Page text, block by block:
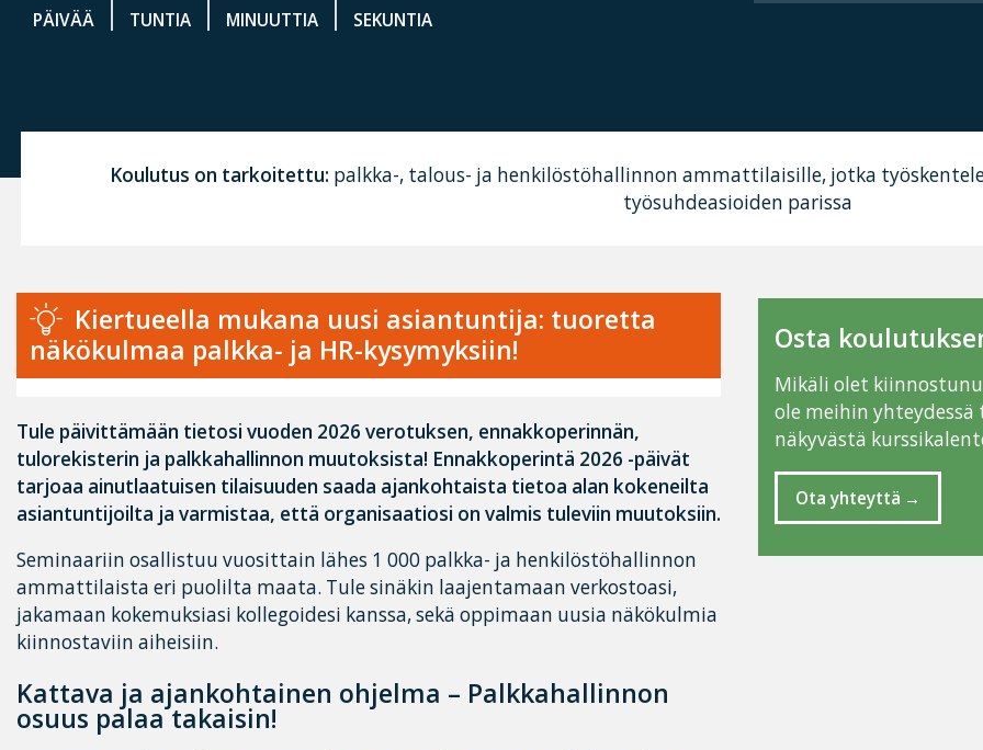
PÄIVÄÄ TUNTIA MINUUTTIA SEKUNTIA
Koulutus on tarkoitettu: palkka-, talous- ja henkilöstöhallinnon ammattilaisille, jotka
työsuhdeasioiden parissa
Kiertueella mukana uusi asiantuntija: tuoretta
näkökulmaa palkka- ja HR-kysymyksiin!
Tule päivittämään tietosi vuoden 2026 verotuksen, ennakkoperinnän,
tulorekisterin ja palkkahallinnon muutoksista! Ennakkoperintä 2026 -päivät
tarjoaa ainutlaatuisen tilaisuuden saada ajankohtaista tietoa alan kokeneilta
asiantuntijoilta ja varmistaa, että organisaatiosi on valmis tuleviin muutoksiin.
Seminaariin osallistuu vuosittain lähes 1 000 palkka- ja henkilöstöhallinnon
ammattilaista eri puolilta maata. Tule sinäkin laajentamaan verkostoasi,
jakamaan kokemuksiasi kollegoidesi kanssa, sekä oppimaan uusia näkökulmia
kiinnostaviin aiheisiin.
Kattava ja ajankohtainen ohjelma – Palkkahallinnon
osuus palaa takaisin!
Osta
Mikäli olet
ole meihin
näkyvästä
Ota yhteyttä